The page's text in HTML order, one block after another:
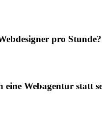
pro Stunde?
eine Webagentur statt